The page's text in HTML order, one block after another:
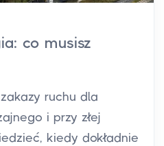
co musisz
ruchu dla
i przy złej
kiedy dokładnie